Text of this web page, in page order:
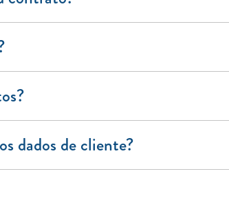
dados de cliente?